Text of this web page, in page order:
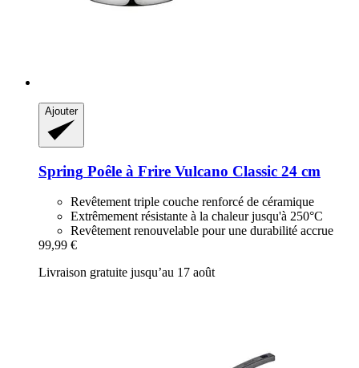
Ajouter
Spring Poêle à Frire Vulcano Classic 24 cm
Revêtement triple couche renforcé de céramique
Extrêmement résistante à la chaleur jusqu'à 250°C
Revêtement renouvelable pour une durabilité accrue
99,99 €
Livraison gratuite jusqu’au 17 août